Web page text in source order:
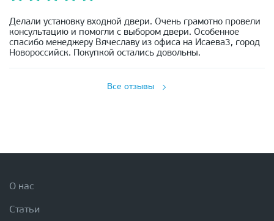
Делали установку входной двери. Очень грамотно провели
консультацию и помогли с выбором двери. Особенное
спасибо менеджеру Вячеславу из офиса на Исаева3, город
Новороссийск. Покупкой остались довольны.
Все отзывы
О нас
Статьи